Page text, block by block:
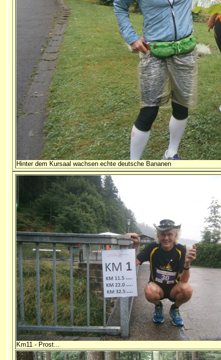
Hinter dem Kursaal wachsen echte deutsche Bananen
Km11 - Prost...